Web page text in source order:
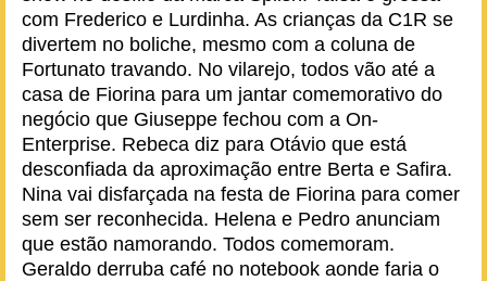
com Frederico e Lurdinha. As crianças da C1R se
divertem no boliche, mesmo com a coluna de
Fortunato travando. No vilarejo, todos vão até a
casa de Fiorina para um jantar comemorativo do
negócio que Giuseppe fechou com a On-
Enterprise. Rebeca diz para Otávio que está
desconfiada da aproximação entre Berta e Safira.
Nina vai disfarçada na festa de Fiorina para comer
sem ser reconhecida. Helena e Pedro anunciam
que estão namorando. Todos comemoram.
Geraldo derruba café no notebook aonde faria o